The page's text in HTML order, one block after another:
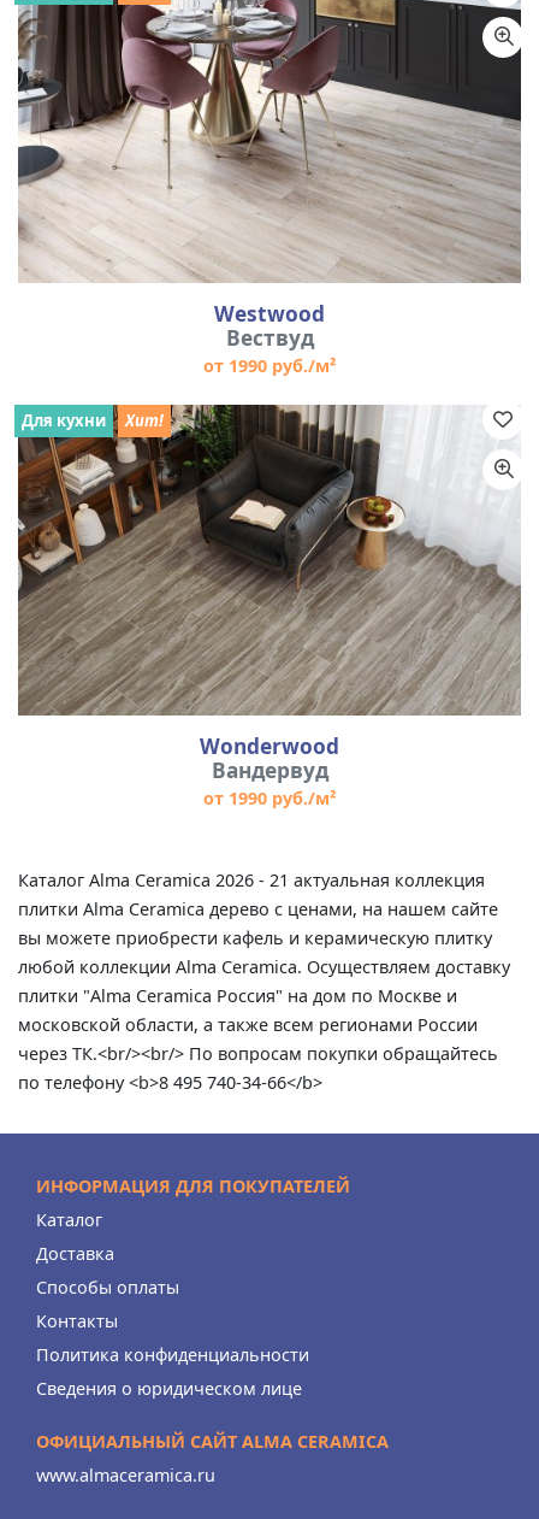
Westwood
Вествуд
от 1990 руб./м²
Wonderwood
Вандервуд
от 1990 руб./м²
Для кухни Хит!
Каталог Alma Ceramica 2026 - 21 актуальная коллекция
плитки Alma Ceramica дерево с ценами, на нашем сайте
вы можете приобрести кафель и керамическую плитку
любой коллекции Alma Ceramica. Осуществляем доставку
плитки "Alma Ceramica Россия" на дом по Москве и
московской области, а также всем регионами России
через ТК.<br/><br/> По вопросам покупки обращайтесь
по телефону <b>8 495 740-34-66</b>
ИНФОРМАЦИЯ ДЛЯ ПОКУПАТЕЛЕЙ
Каталог
Доставка
Способы оплаты
Контакты
Политика конфиденциальности
Сведения о юридическом лице
ОФИЦИАЛЬНЫЙ САЙТ ALMA CERAMICA
www.almaceramica.ru